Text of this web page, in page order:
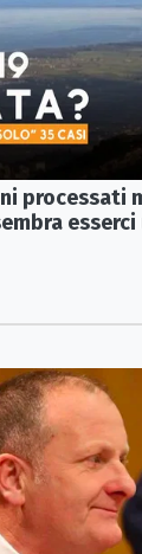
processati
esserci